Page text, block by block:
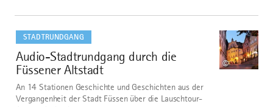
STADTRUNDGANG
10
Audio-Stadtrundgang durch die
Füssener Altstadt
©
An 14 Stationen Geschichte und Geschichten aus der
Vergangenheit der Stadt Füssen über die Lauschtour-
dazu